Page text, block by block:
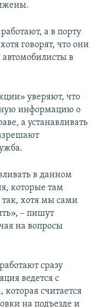
а в порту
говорят, что они
в
уверяют, что
информацию о
а устанавливать
в данном
которые там
так, хотя мы сами
– пишут
на вопросы
сразу
ведется с
считается
на подъезде и